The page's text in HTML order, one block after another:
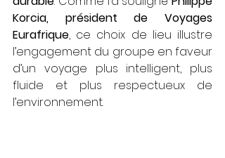
Korcia, président de Voyages
Eurafrique, ce choix de lieu illustre
l’engagement du groupe en faveur
d’un voyage plus intelligent, plus
fluide et plus respectueux de